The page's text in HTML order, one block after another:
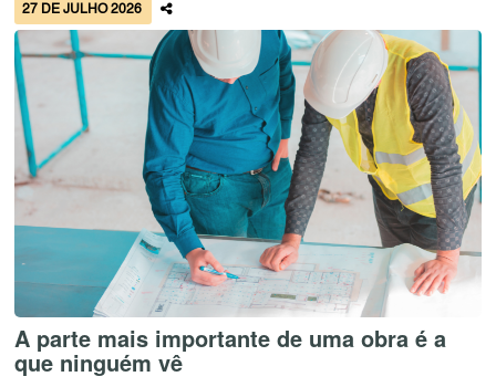
27 DE JULHO 2026
A parte mais importante de uma obra é a
que ninguém vê